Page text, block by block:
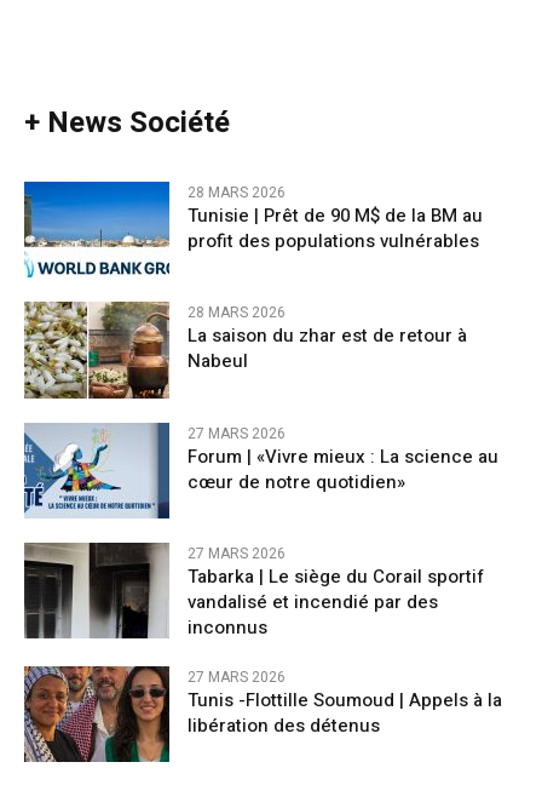
+ News Société
28 MARS 2026
Tunisie | Prêt de 90 M$ de la BM au
profit des populations vulnérables
28 MARS 2026
La saison du zhar est de retour à
Nabeul
27 MARS 2026
Forum | «Vivre mieux : La science au
cœur de notre quotidien»
27 MARS 2026
Tabarka | Le siège du Corail sportif
vandalisé et incendié par des
inconnus
27 MARS 2026
Tunis -Flottille Soumoud | Appels à la
libération des détenus